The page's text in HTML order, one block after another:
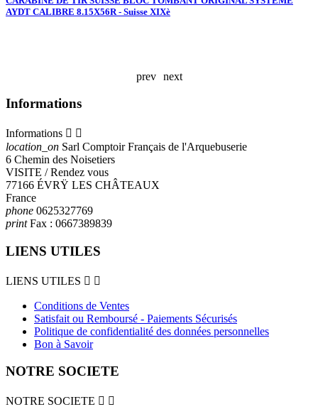
AYDT CALIBRE 8.15X56R - Suisse XIXè
prev
next
Informations
Informations  
location_on Sarl Comptoir Français de l'Arquebuserie
6 Chemin des Noisetiers
VISITE / Rendez vous
77166 ÉVRŸ LES CHÂTEAUX
France
phone 0625327769
printFax : 0667389839
LIENS UTILES
LIENS UTILES  
Conditions de Ventes
Satisfait ou Remboursé - Paiements Sécurisés
Politique de confidentialité des données personnelles
Bon à Savoir
NOTRE SOCIETE
NOTRE SOCIETE  